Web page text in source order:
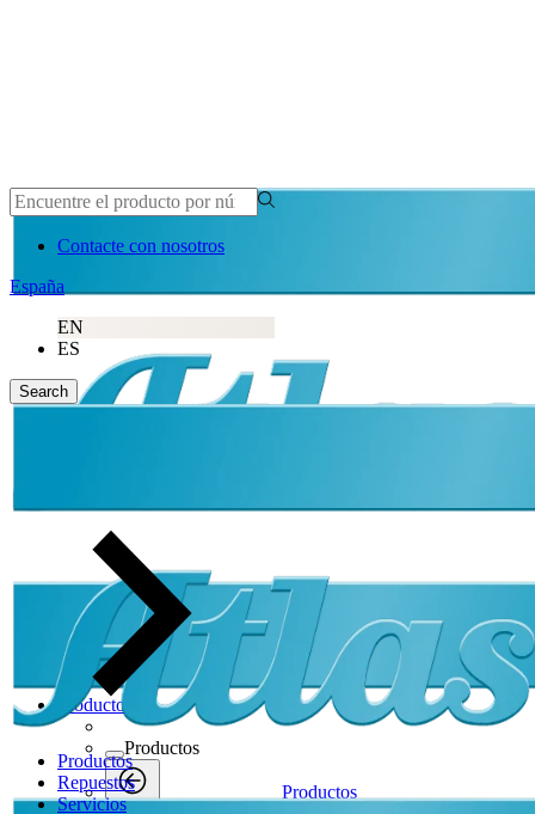
Contacte con nosotros
España
EN
ES
Search
Productos
Repuestos
Servicios
Productos
Productos
Productos